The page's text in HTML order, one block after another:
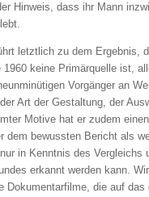
Hinweis, dass ihr Mann
letztlich zu dem Ergebnis,
1960 keine Primärquelle ist,
Vorgänger an
Art der Gestaltung, der
Motive hat er zudem
dem bewussten Bericht als
in Kenntnis des Vergleichs
erkannt werden kann.
Dokumentarfilme, die auf das